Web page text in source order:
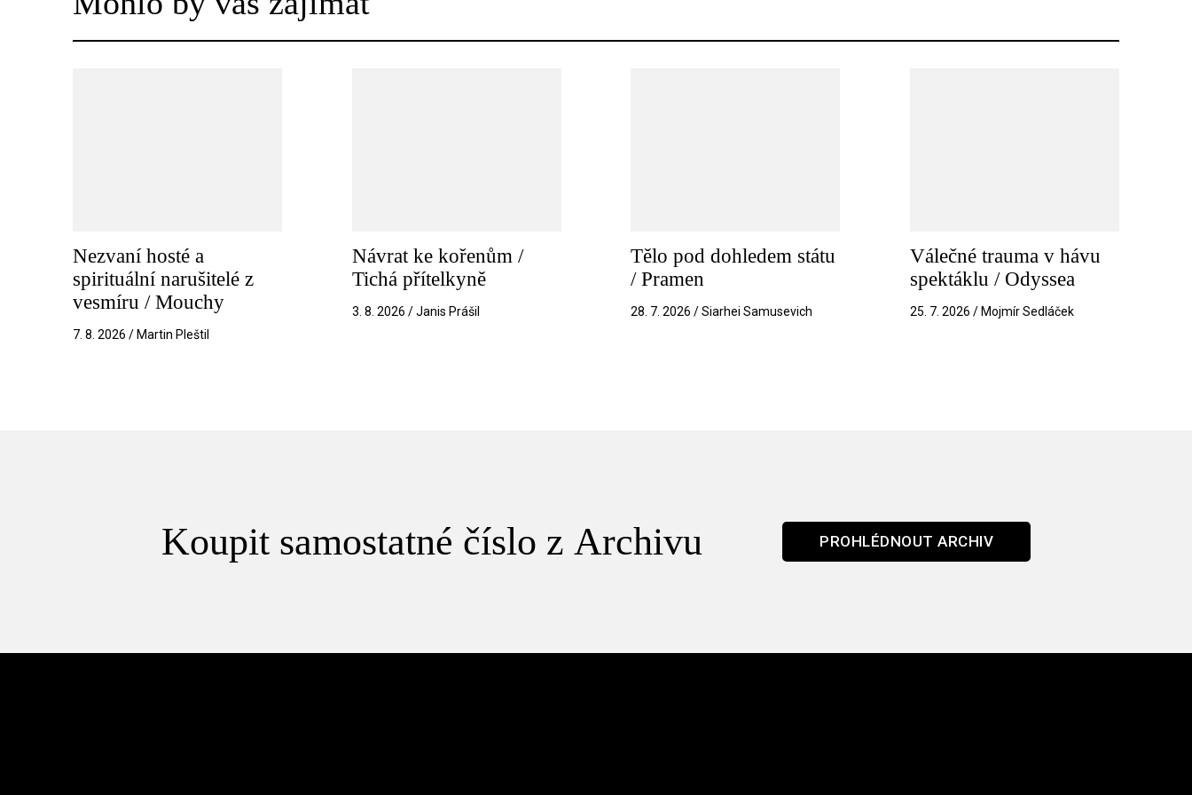
Nezvaní hosté a
spirituální narušitelé z
vesmíru / Mouchy
7. 8. 2026 / Martin Pleštil
Návrat ke kořenům /
Tichá přítelkyně
3. 8. 2026 / Janis Prášil
Tělo pod dohledem státu
/ Pramen
28. 7. 2026 / Siarhei Samusevich
Válečné trauma v hávu
spektáklu / Odyssea
25. 7. 2026 / Mojmír Sedláček
Koupit samostatné číslo z Archivu PROHLÉDNOUT ARCHIV